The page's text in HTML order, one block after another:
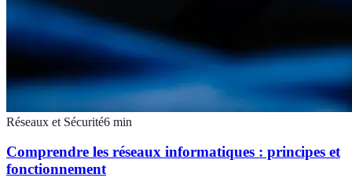
Réseaux et Sécurité6 min
Comprendre les réseaux informatiques : principes et
fonctionnement